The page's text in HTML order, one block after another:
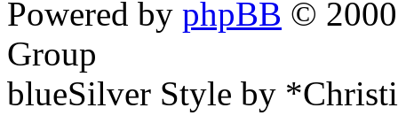
Powered by phpBB ©
Group
blueSilver Style by